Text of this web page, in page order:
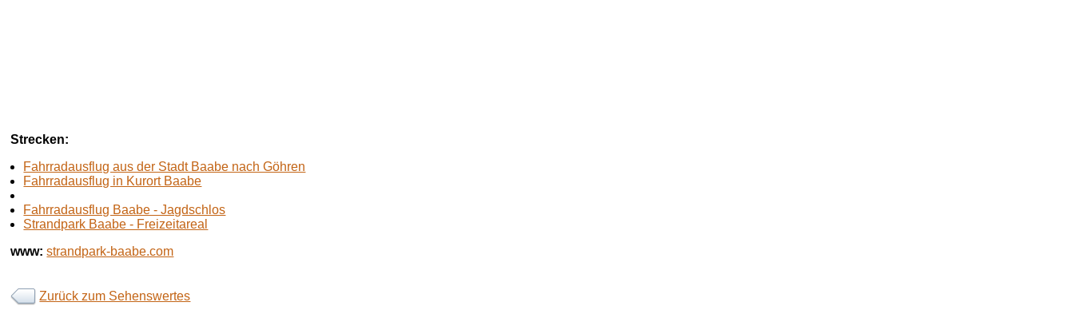
Strecken:
Fahrradausflug aus der Stadt Baabe nach Göhren
Fahrradausflug in Kurort Baabe
Fahrradausflug Baabe - Jagdschlos
Strandpark Baabe - Freizeitareal
www: strandpark-baabe.com
Zurück zum Sehenswertes